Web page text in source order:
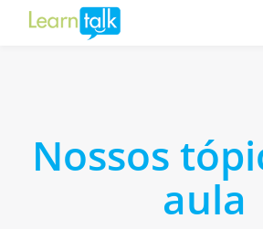
Nossos
aula